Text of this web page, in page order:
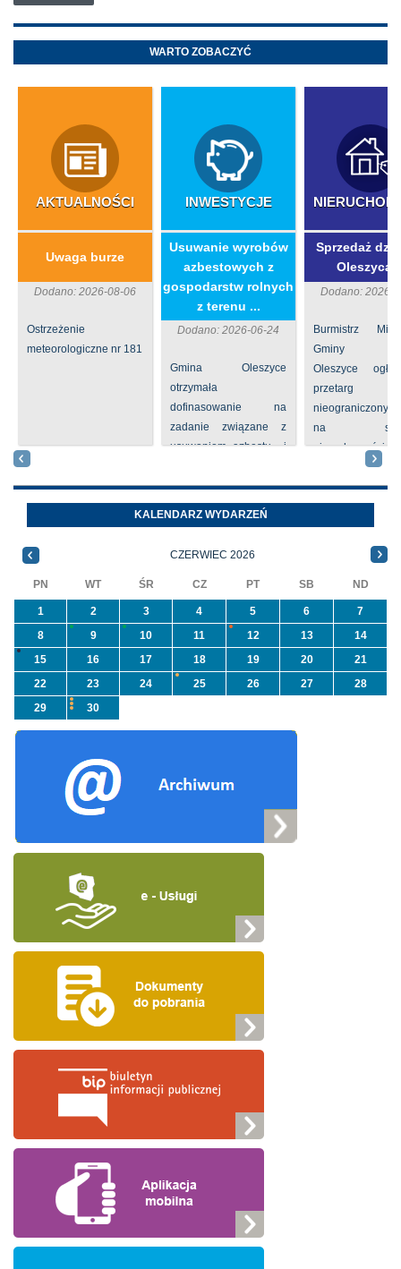
WARTO ZOBACZYĆ
AKTUALNOŚCI
Uwaga burze
Dodano: 2026-08-06
Ostrzeżenie
meteorologiczne nr 181
INWESTYCJE
​Usuwanie wyrobów
azbestowych z
gospodarstw rolnych
z terenu ...
Dodano: 2026-06-24
Gmina Oleszyce
otrzymała
dofinasowanie na
zadanie związane z
usuwaniem azbestu i
azbest w ramach
programu
priorytetowego
Sprzedaż
Dodano: 2026-
Burmistrz
Gminy
Oleszyce
przetarg
nieograniczony
na
nieruchomości nr
Oleszycach
Orzeszkowej.
informacji ...
KALENDARZ WYDARZEŃ
CZERWIEC 2026
PN WT ŚR CZ PT SB ND
1 2 3 4 5 6
7
8
9 10 11 12 13
14
15
16 17 18 19 20
21
22
23 24 25 26 27
28
29
30